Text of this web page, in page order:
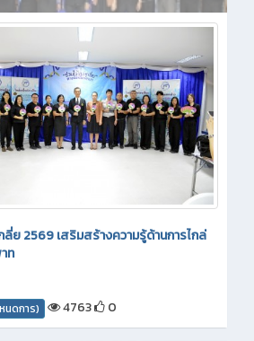
ลี่ย 2569 เสริมสร้างความรู้ด้านการไกล่
ท
นดการ) 4763 0